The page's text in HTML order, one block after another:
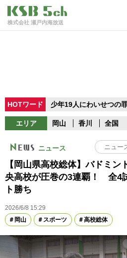
株式会社 瀬戸内海放送
HOTワード 少年19人にわいせつの
エリア 岡山 香川 全国
ニュース
【岡山県高校総体】バドミ
央高校が圧巻の3連覇！ 全4
ト勝ち
2026/6/8 15:29
岡山
スポーツ 高校総体